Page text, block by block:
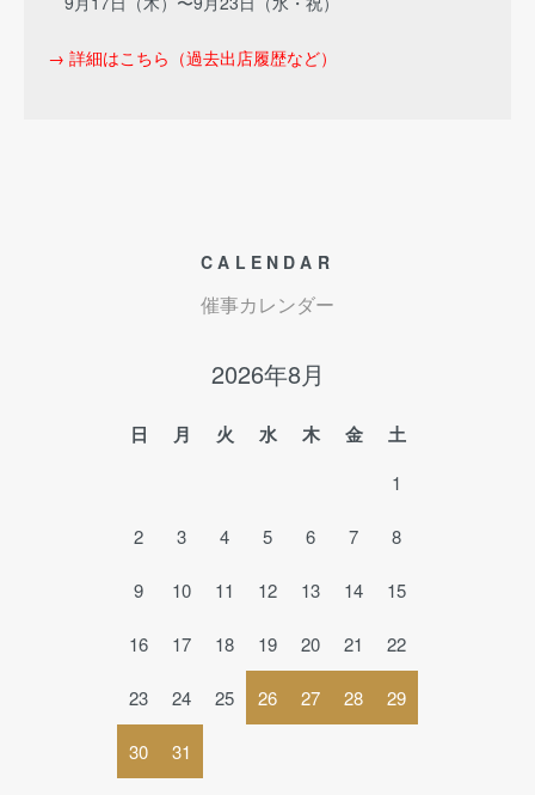
→ 詳細はこちら（過去出店履歴など）
CALENDAR
催事カレンダー
2026年8月
日 月 火 水 木 金 土
1
2 3 4 5 6 7 8
9 10 11 12 13 14 15
16 17 18 19 20 21 22
23 24 25 26 27 28 29
30 31